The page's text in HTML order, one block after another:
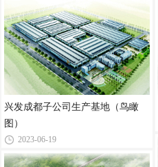
兴发成都子公司生产基地（鸟瞰
图）
2023-06-19